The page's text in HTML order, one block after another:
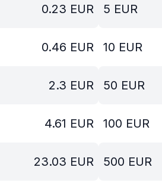
0.23 EUR
0.46 EUR
2.3 EUR
4.61 EUR
23.03 EUR
5 EUR
10 EUR
50 EUR
100 EUR
500 EUR